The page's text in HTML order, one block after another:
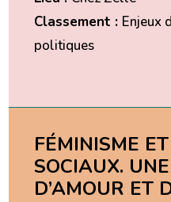
Classement : Enjeux
politiques
FÉMINISME
SOCIAUX.
D’AMOUR ET